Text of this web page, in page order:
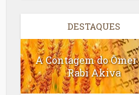
DESTAQUES
A Contagem do Ômer
Rabi Akiva